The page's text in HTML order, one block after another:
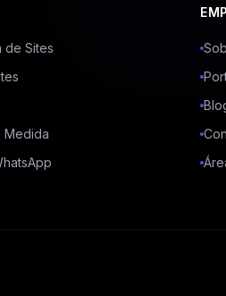
de Sites
Medida